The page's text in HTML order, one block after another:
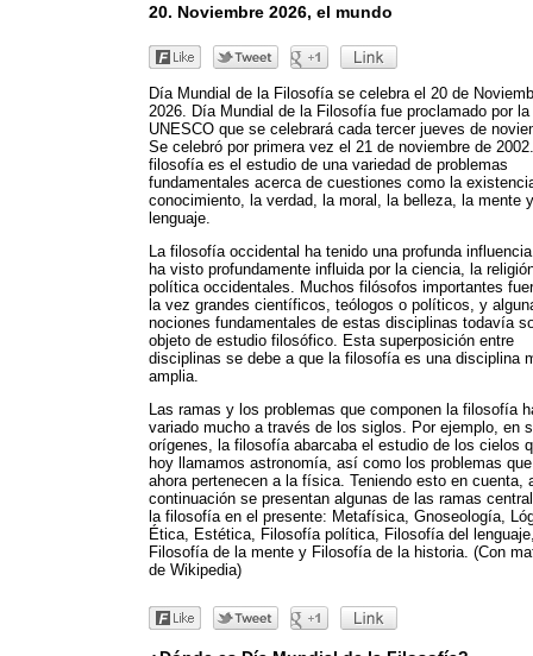
20. Noviembre 2026, el mundo
Día Mundial de la Filosofía se celebra el 20 de
2026. Día Mundial de la Filosofía fue proclamado por la
UNESCO que se celebrará cada tercer jueves de
Se celebró por primera vez el 21 de noviembre de
filosofía es el estudio de una variedad de problemas
fundamentales acerca de cuestiones como la
conocimiento, la verdad, la moral, la belleza, la mente
lenguaje.
La filosofía occidental ha tenido una profunda
ha visto profundamente influida por la ciencia, la
política occidentales. Muchos filósofos importantes
la vez grandes científicos, teólogos o políticos, y
nociones fundamentales de estas disciplinas todavía
objeto de estudio filosófico. Esta superposición entre
disciplinas se debe a que la filosofía es una disciplina
amplia.
Las ramas y los problemas que componen la filosofía
variado mucho a través de los siglos. Por ejemplo, en
orígenes, la filosofía abarcaba el estudio de los cielos
hoy llamamos astronomía, así como los problemas que
ahora pertenecen a la física. Teniendo esto en cuenta,
continuación se presentan algunas de las ramas
la filosofía en el presente: Metafísica, Gnoseología,
Ética, Estética, Filosofía política, Filosofía del
Filosofía de la mente y Filosofía de la historia. (Con
de Wikipedia)